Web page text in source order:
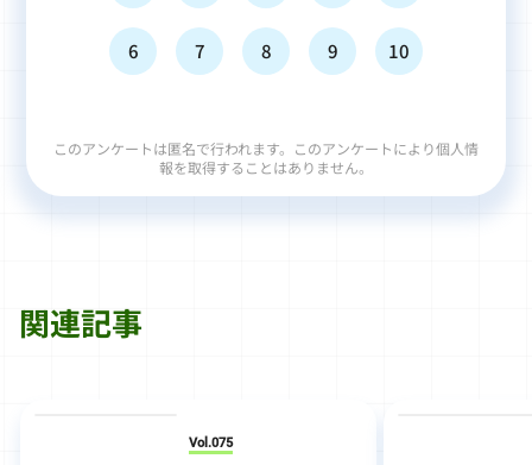
6 7 8 9 10
このアンケートは匿名で行われます。このアンケートにより個人情
報を取得することはありません。
関連記事
Vol.075